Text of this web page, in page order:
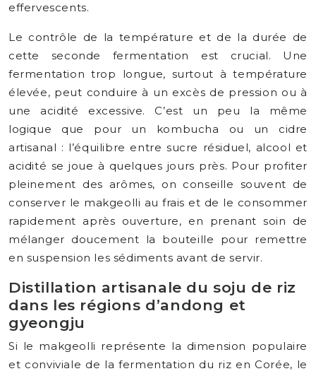
effervescents.
Le contrôle de la température et de la durée de
cette seconde fermentation est crucial. Une
fermentation trop longue, surtout à température
élevée, peut conduire à un excès de pression ou à
une acidité excessive. C’est un peu la même
logique que pour un kombucha ou un cidre
artisanal : l’équilibre entre sucre résiduel, alcool et
acidité se joue à quelques jours près. Pour profiter
pleinement des arômes, on conseille souvent de
conserver le makgeolli au frais et de le consommer
rapidement après ouverture, en prenant soin de
mélanger doucement la bouteille pour remettre
en suspension les sédiments avant de servir.
Distillation artisanale du soju de riz
dans les régions d’andong et
gyeongju
Si le makgeolli représente la dimension populaire
et conviviale de la fermentation du riz en Corée, le